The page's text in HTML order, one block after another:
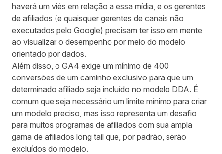
haverá um viés em relação a essa mídia, e os gerentes
de afiliados (e quaisquer gerentes de canais não
executados pelo Google) precisam ter isso em mente
ao visualizar o desempenho por meio do modelo
orientado por dados.
Além disso, o GA4 exige um mínimo de 400
conversões de um caminho exclusivo para que um
determinado afiliado seja incluído no modelo DDA. É
comum que seja necessário um limite mínimo para criar
um modelo preciso, mas isso representa um desafio
para muitos programas de afiliados com sua ampla
gama de afiliados long tail que, por padrão, serão
excluídos do modelo.